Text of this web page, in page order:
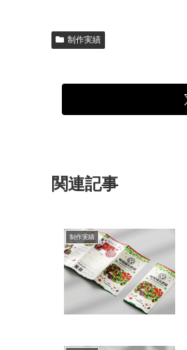
制作実績
関連記事
制作実績